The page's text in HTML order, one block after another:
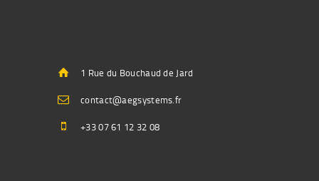
1 Rue du Bouchaud de Jard
contact@aegsystems.fr
+33 07 61 12 32 08